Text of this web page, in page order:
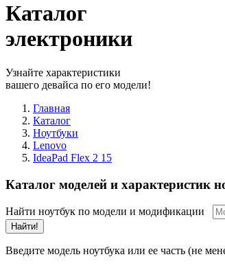
Каталог
электроники
Узнайте характеристики
вашего девайса по его модели!
Главная
Каталог
Ноутбуки
Lenovo
IdeaPad Flex 2 15
Каталог моделей и характеристик
Найти ноутбук по модели и модификации
Найти!
Введите модель ноутбука или ее часть (не